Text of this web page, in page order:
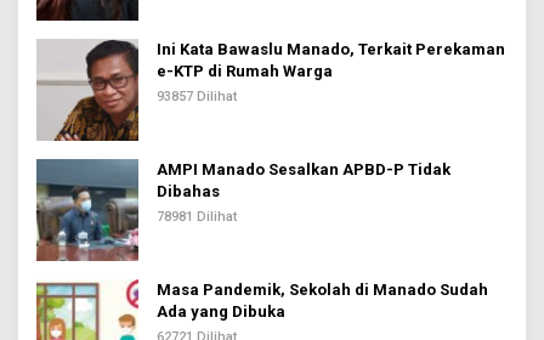
Ini Kata Bawaslu Manado, Terkait Perekaman
e-KTP di Rumah Warga
93857 Dilihat
AMPI Manado Sesalkan APBD-P Tidak
Dibahas
78981 Dilihat
Masa Pandemik, Sekolah di Manado Sudah
Ada yang Dibuka